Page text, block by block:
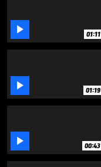
 01:11
 01:19
 00:43